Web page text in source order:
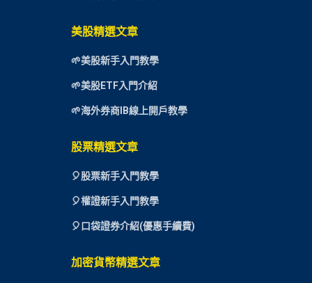
美股精選文章
🌱美股新手入門教學
🌱美股ETF入門介紹
🌱海外券商IB線上開戶教學
股票精選文章
🎈股票新手入門教學
🎈權證新手入門教學
🎈口袋證券介紹(優惠手續費)
加密貨幣精選文章